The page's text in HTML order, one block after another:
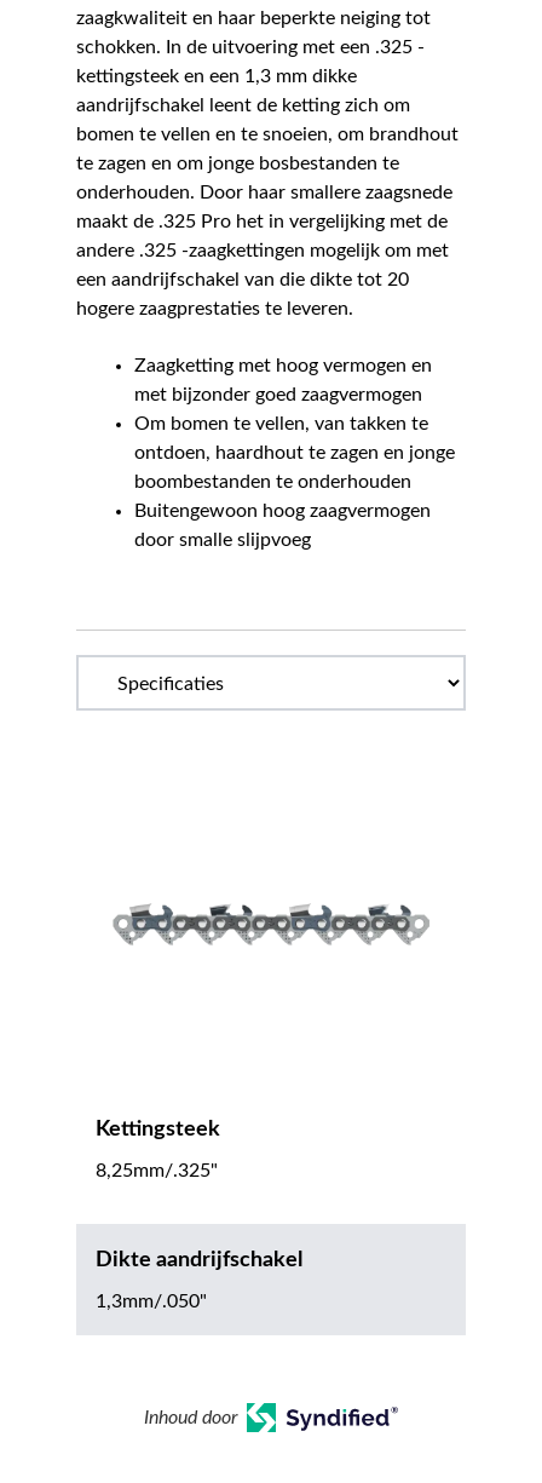
zaagkwaliteit en haar beperkte neiging tot
schokken. In de uitvoering met een .325 -
kettingsteek en een 1,3 mm dikke
aandrijfschakel leent de ketting zich om
bomen te vellen en te snoeien, om brandhout
te zagen en om jonge bosbestanden te
onderhouden. Door haar smallere zaagsnede
maakt de .325 Pro het in vergelijking met de
andere .325 -zaagkettingen mogelijk om met
een aandrijfschakel van die dikte tot 20
hogere zaagprestaties te leveren.
Zaagketting met hoog vermogen en
met bijzonder goed zaagvermogen
Om bomen te vellen, van takken te
ontdoen, haardhout te zagen en jonge
boombestanden te onderhouden
Buitengewoon hoog zaagvermogen
door smalle slijpvoeg
Kettingsteek
8,25mm/.325"
Dikte aandrijfschakel
1,3mm/.050"
Inhoud door